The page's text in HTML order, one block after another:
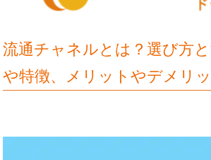
流通チャネルとは？選び方
や特徴、メリットやデメリ